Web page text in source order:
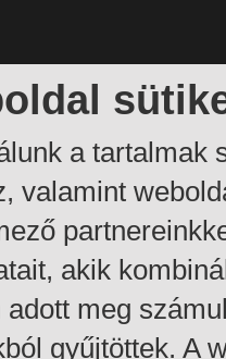
a tartalmak
valamint
akik
meg
gyűjtöttek. A